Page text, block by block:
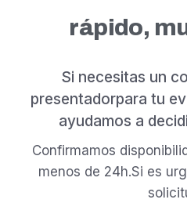
rápido,
Si necesitas un
presentadorpara tu
ayudamos a
Confirmamos
menos de 24h.Si es